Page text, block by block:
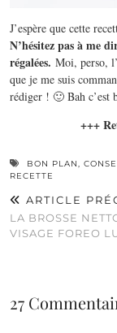
J’espère que cette
N’hésitez pas à me
régalées. Moi, perso,
que je me suis
rédiger ! 🙂 Bah c’est
+++
BON PLAN
RECETTE
ARTICLE
LA BROSSE
VISAGE FOREO
27